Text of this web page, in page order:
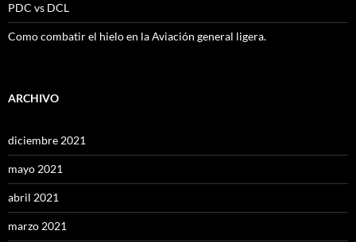
PDC vs DCL
Como combatir el hielo en la Aviación general ligera.
ARCHIVO
diciembre 2021
mayo 2021
abril 2021
marzo 2021